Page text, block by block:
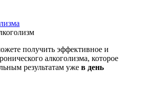
получить эффективное и
алкоголизма, которое
результатам уже в день